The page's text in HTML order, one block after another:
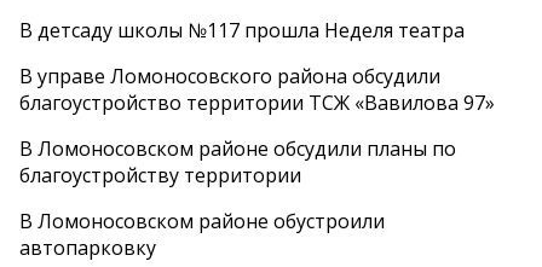
В детсаду школы №117 прошла Неделя театра
В управе Ломоносовского района обсудили
благоустройство территории ТСЖ «Вавилова 97»
В Ломоносовском районе обсудили планы по
благоустройству территории
В Ломоносовском районе обустроили
автопарковку